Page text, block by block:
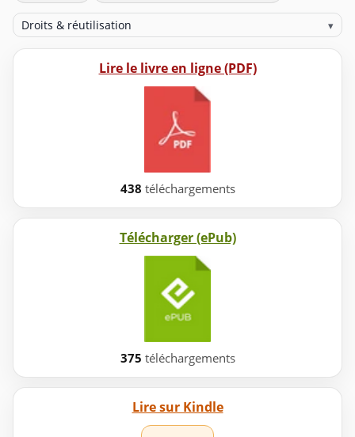
Droits & réutilisation ▾
Lire le livre en ligne (PDF)
438 téléchargements
Télécharger (ePub)
375 téléchargements
Lire sur Kindle